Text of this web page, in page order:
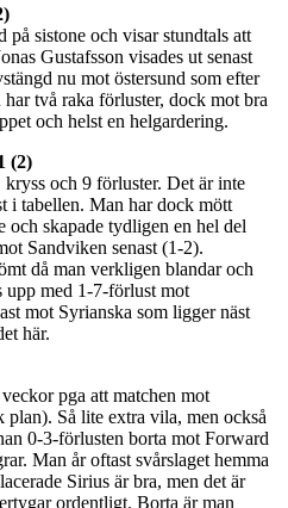
sistone och visar stundtals att
Gustafsson visades ut senast
nu mot östersund som efter
två raka förluster, dock mot bra
och helst en helgardering.
(2)
och 9 förluster. Det är inte
i tabellen. Man har dock mött
och skapade tydligen en hel del
Sandviken senast (1-2).
då man verkligen blandar och
upp med 1-7-förlust mot
mot Syrianska som ligger näst
här.
pga att matchen mot
Så lite extra vila, men också
0-3-förlusten borta mot Forward
Man år oftast svårslaget hemma
Sirius är bra, men det är
ordentligt. Borta är man